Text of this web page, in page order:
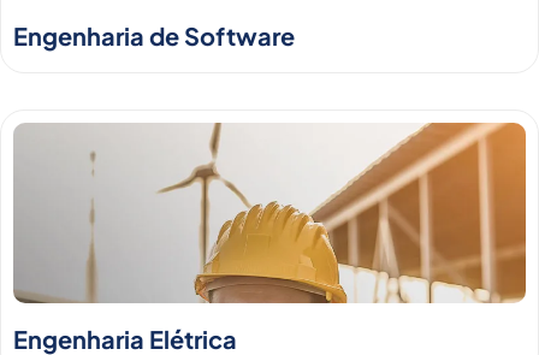
Engenharia de Software
Engenharia Elétrica